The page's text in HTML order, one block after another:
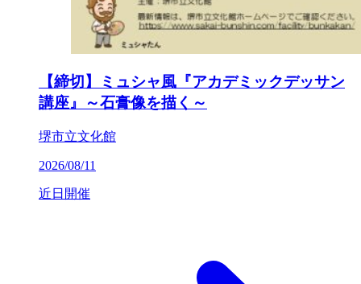
【締切】ミュシャ風『アカデミックデッサン
講座』～石膏像を描く～
堺市立文化館
2026/08/11
近日開催